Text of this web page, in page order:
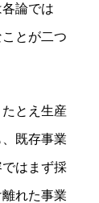
論では
とが二つ
とえ生産
既存事業
はまず採
れた事業